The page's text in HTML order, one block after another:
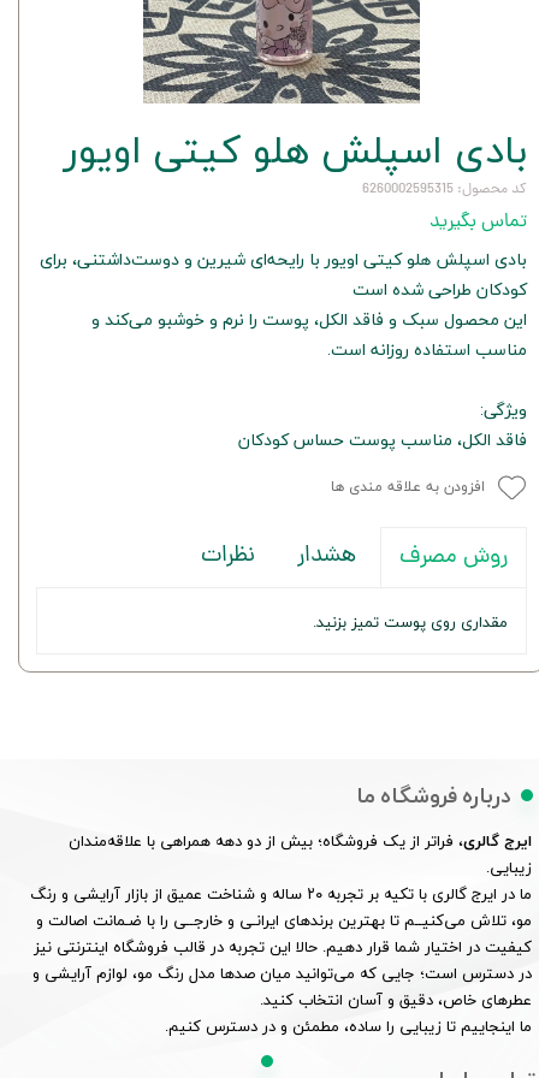
بادی اسپلش هلو کیتی اويور
کد محصول: 6260002595315
تماس بگیرید
بادی اسپلش هلو کیتی اويور با رایحه‌ای شیرین و دوست‌داشتنی، برای
کودکان طراحی شده است
این محصول سبک و فاقد الکل، پوست را نرم و خوشبو می‌کند و
مناسب استفاده روزانه است.
ویژگی:
فاقد الکل، مناسب پوست حساس کودکان
افزودن به علاقه مندی ها
روش مصرف هشدار نظرات
مقداری روی پوست تمیز بزنید.
درباره فروشگاه ما
ایرج گالری، فراتر از یک فروشگاه؛ بیش از دو دهه همراهی با علاقه‌مندان
زیبایی.
ما در ایرج گالری با تکیه بر تجربه ۲۰ ساله و شناخت عمیق از بازار آرایشی و رنگ
مو، تلاش می‌کنیــم تا بهترین برندهای ایرانـی و خارجــی را با ضـمانت اصالت و
کیفیت در اختیار شما قرار دهیم. حالا این تجربه در قالب فروشگاه اینترنتی نیز
در دسترس است؛ جایی که می‌توانید میان صدها مدل رنگ مو، لوازم آرایشی و
عطرهای خاص، دقیق و آسان انتخاب کنید.
ما اینجاییم تا زیبایی را ساده، مطمئن و در دسترس کنیم.